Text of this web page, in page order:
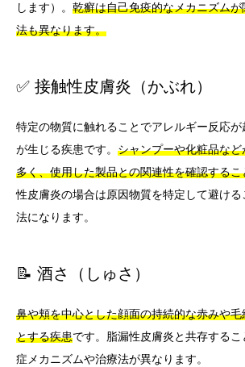
します）。 乾癬は自己免疫的なメカニズム
法も異なります。
✅ 接触性皮膚炎（かぶれ）
特定の物質に触れることでアレルギー反応
が生じる疾患です。 シャンプーや化粧品な
多く、使用した製品との関連性を確認するこ
性皮膚炎の場合は原因物質を特定して避け
法になります。
📝 酒さ（しゅさ）
鼻や頬を中心とした顔面の持続的な赤みや
とする疾患です。脂漏性皮膚炎と共存する
症メカニズムや治療法が異なります。